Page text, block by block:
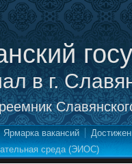
в г.
Ярмарка вакансий
среда (ЭИОС)